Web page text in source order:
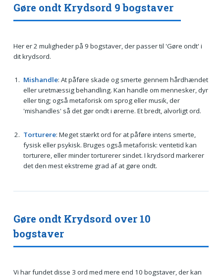
Gøre ondt Krydsord 9 bogstaver
Her er 2 muligheder på 9 bogstaver, der passer til 'Gøre ondt' i
dit krydsord.
Mishandle: At påføre skade og smerte gennem hårdhændet
eller uretmæssig behandling. Kan handle om mennesker, dyr
eller ting; også metaforisk om sprog eller musik, der
'mishandles' så det gør ondt i ørerne. Et bredt, alvorligt ord.
Torturere: Meget stærkt ord for at påføre intens smerte,
fysisk eller psykisk. Bruges også metaforisk: ventetid kan
torturere, eller minder torturerer sindet. I krydsord markerer
det den mest ekstreme grad af at gøre ondt.
Gøre ondt Krydsord over 10
bogstaver
Vi har fundet disse 3 ord med mere end 10 bogstaver, der kan